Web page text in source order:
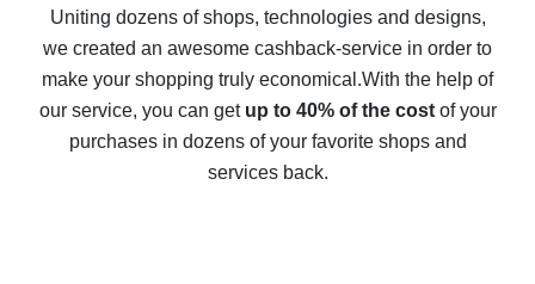
possible
The best cash back on AliExpress - how to find it
The best cash back service for AliExpress - let's
compare offers
Uniting dozens of shops, technologies and designs,
we created an awesome cashback-service in order to
make your shopping truly economical.With the help of
our service, you can get up to 40% of the costof your
purchases in dozens of your favorite shops and
services back.